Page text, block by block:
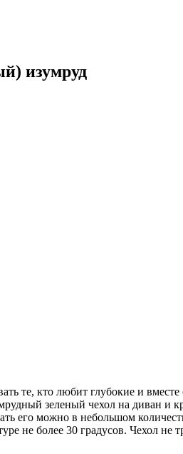
изумруд
те, кто любит глубокие и
зеленый чехол на диван и
его можно в небольшом
не более 30 градусов. Чехол не